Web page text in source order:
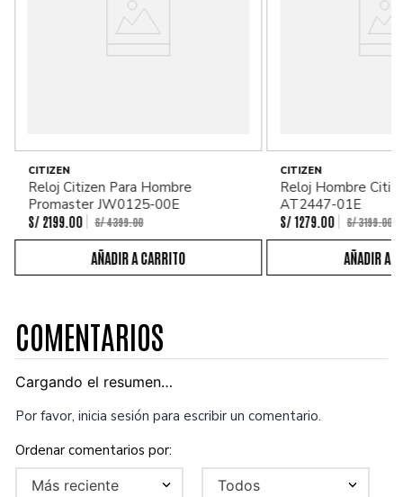
CITIZEN
Reloj Citizen Para Hombre
Promaster JW0125-00E
S/ 2199. 00 S/4399.00
CITIZEN
Reloj Hombre
AT2447-01E
S/ 1279 00 S/3199.00
COMENTARIOS
Cargando el resumen…
Por favor, inicia sesión para escribir un comentario.
Más reciente Todos